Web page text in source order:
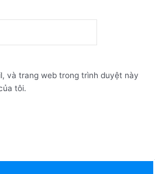
và trang web trong trình duyệt này
tôi.